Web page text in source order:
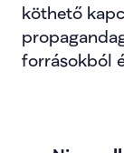
köthető
forrásokból